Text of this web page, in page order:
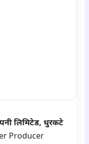
लिमिटेड, धुरकटे
Producer